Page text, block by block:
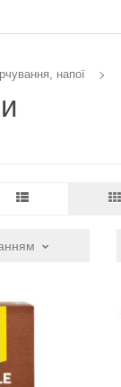
напої